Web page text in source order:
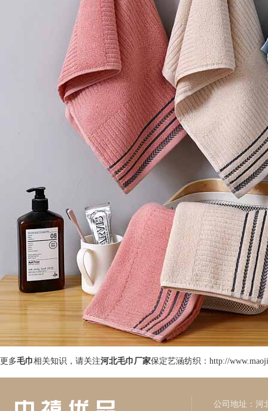
更多毛巾相关知识，请关注河北毛巾厂家保定艺涵纺织：http://
公司地址：河